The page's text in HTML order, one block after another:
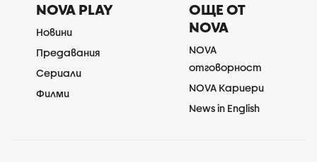
NOVA PLAY
Новини
Предавания
Сериали
Филми
ОЩЕ ОТ
NOVA
NOVA
отговорност
NOVA Кариери
News in English